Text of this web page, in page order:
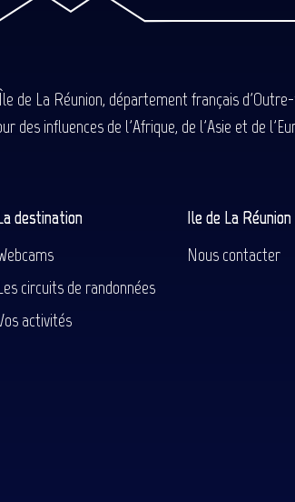
de La Réunion, département français
des influences de l'Afrique, de l'Asie et de
destination
circuits de randonnées
activités
Ile de La
Nous contacter